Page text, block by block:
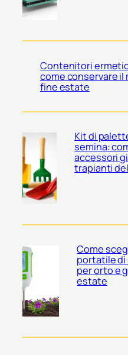
Contenitori
come conservare il
fine estate
Kit di
semina:
accessori
trapianti
Come
portatile di
per orto e
estate